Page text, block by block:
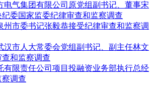
电气集团有限公司原党组副书记、董事宋
委国家监委纪律审查和监察调查
州市委书记张毅恭接受纪律审查和监察调
汉市人大常委会党组副书记、副主任林文
和监察调查
有限责任公司项目投融资业务部执行总经
调查